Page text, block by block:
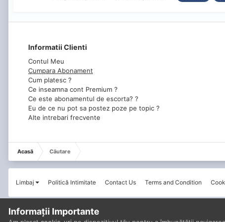
Informatii Clienti
Contul Meu
Cumpara Abonament
Cum platesc ?
Ce inseamna cont Premium ?
Ce este abonamentul de escorta? ?
Eu de ce nu pot sa postez poze pe topic ?
Alte intrebari frecvente
Acasă Căutare
Limbaj Politică Intimitate Contact Us Terms and Condition
Informații Importante